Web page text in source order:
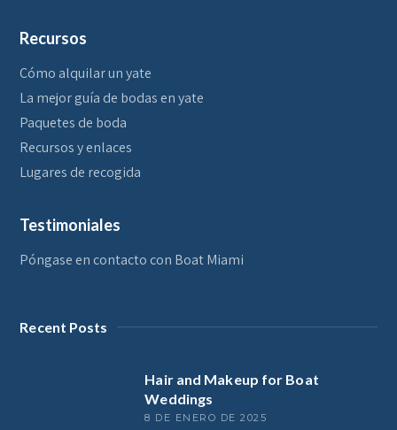
Recursos
Cómo alquilar un yate
La mejor guía de bodas en yate
Paquetes de boda
Recursos y enlaces
Lugares de recogida
Testimoniales
Póngase en contacto con Boat Miami
Recent Posts
Hair and Makeup for Boat
Weddings
8 DE ENERO DE 2025